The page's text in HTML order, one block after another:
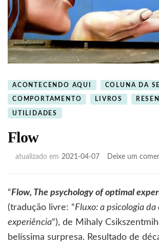
ACONTECENDO AQUI COLUNA DA
COMPORTAMENTO LIVROS
UTILIDADES
Flow
atualizado em 2021-04-07 Deixe um
“Flow, The psychology of optimal
(tradução livre: “Fluxo: a psicologia da
experiência“), de Mihaly
belíssima surpresa. Resultado de